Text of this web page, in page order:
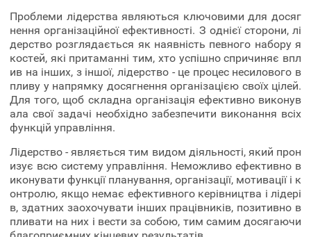
Проблеми лідерства являються ключовими для досяг
нення організаційної ефективності. З однієї сторони, лі
дерство розглядається як наявність певного набору я
костей, які притаманні тим, хто успішно спричиняє впл
ив на інших, з іншої, лідерство - це процес несилового в
пливу у напрямку досягнення організацією своїх цілей.
Для того, щоб складна організація ефективно виконув
ала свої задачі необхідно забезпечити виконання всіх
функцій управління.
Лідерство - являється тим видом діяльності, який прон
изує всю систему управління. Неможливо ефективно в
иконувати функції планування, організації, мотивації і к
онтролю, якщо немає ефективного керівництва і лідері
в, здатних заохочувати інших працівників, позитивно в
пливати на них і вести за собою, тим самим досягаючи